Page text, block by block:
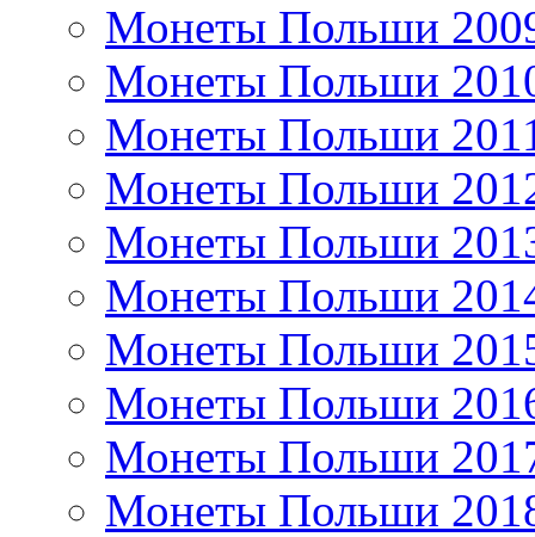
Монеты Польши
Монеты Польши
Монеты Польши
Монеты Польши
Монеты Польши
Монеты Польши
Монеты Польши
Монеты Польши
Монеты Польши
Монеты Польши